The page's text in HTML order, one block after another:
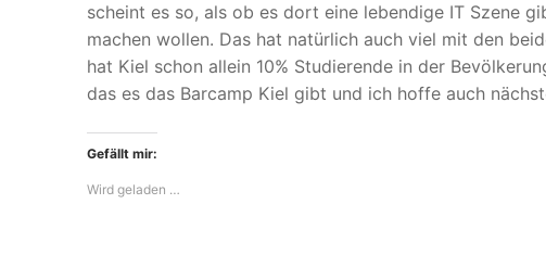
scheint es so, als ob es dort eine lebendige IT Szene
machen wollen. Das hat natürlich auch viel mit den
hat Kiel schon allein 10% Studierende in der
das es das Barcamp Kiel gibt und ich hoffe auch
Gefällt mir:
Wird geladen …